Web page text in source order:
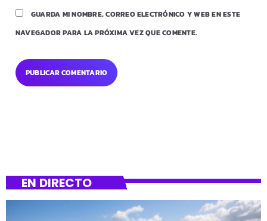
GUARDA MI NOMBRE, CORREO ELECTRÓNICO Y WEB EN ESTE
NAVEGADOR PARA LA PRÓXIMA VEZ QUE COMENTE.
EN DIRECTO